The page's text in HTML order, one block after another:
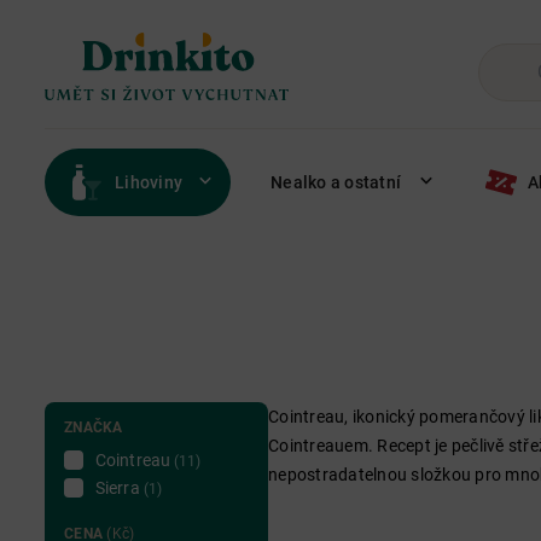
Lihoviny Nealko a ostatní
ZNAČKA
Cointreau (11)
Sierra (1)
CENA (Kč)
Cointreau, ikonický pomerančový
Cointreauem. Recept je pečlivě
nepostradatelnou složkou pro